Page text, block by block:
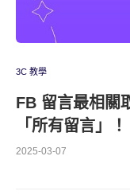
3C 教學
FB 留言最相關
「所有留言」！
2025-03-07